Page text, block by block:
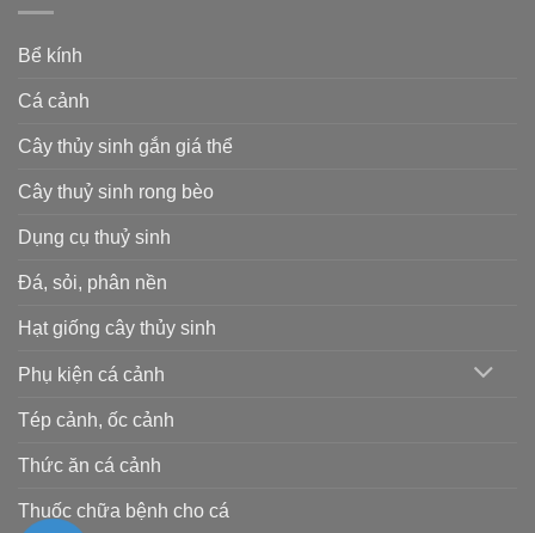
Bể kính
Cá cảnh
Cây thủy sinh gắn giá thể
Cây thuỷ sinh rong bèo
Dụng cụ thuỷ sinh
Đá, sỏi, phân nền
Hạt giống cây thủy sinh
Phụ kiện cá cảnh
Tép cảnh, ốc cảnh
Thức ăn cá cảnh
Thuốc chữa bệnh cho cá